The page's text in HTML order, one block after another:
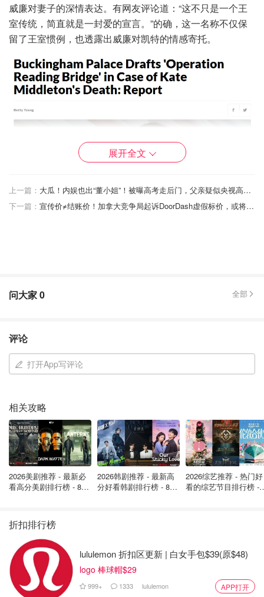
威廉对妻子的深情表达。有网友评论道：“这不只是一个王
室传统，简直就是一封爱的宣言。”的确，这一名称不仅保
留了王室惯例，也透露出威廉对凯特的情感寄托。
此外，ORB这一代号背后也藏有深意，它是伦敦塔最具象
象征着君主的权力，也是一种皇室的传承。
“ORB象征王室权力，威廉选择这个代号，是不是暗示凯特
的王室地位？”
图片来源于@Royal Central，版权属于原作者
展开全文
上一篇：
大瓜！内娱也出“董小姐”！被曝高考走后门，父亲疑似央视高层！网友扒出一连串疑点！
下一篇：
宣传价≠结账价！加拿大竞争局起诉DoorDash虚假标价，或将赔偿消费者损失！
问大家0 全部
评论
打开App写评论
相关攻略
2026美剧推荐 - 最新必
看高分美剧排行榜 - 8月
2026韩剧推荐 - 最新高
分好看韩剧排行榜 - 8月
2026综艺推荐 - 热门好
看的综艺节目排行榜 -
折扣排行榜
lululemon 折扣区更新 | 白女手包$39(原$48)
logo 棒球帽$29
999+ 1333 lululemon APP打开